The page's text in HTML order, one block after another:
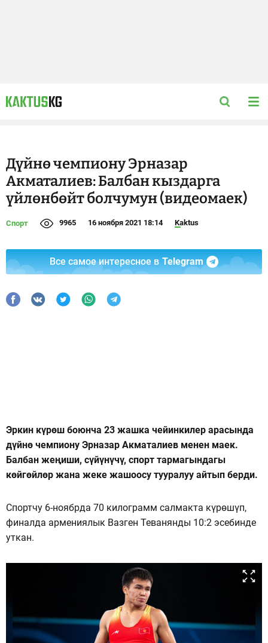
Дүйнө чемпиону Эрназар
Акматалиев: Балбан кыздарга
үйлөнбөйт болчумун (видеомаек)
Спорт 9965 16 ноября 2021 18:14 Kaktus
Все самое интересное в Telegram
Эркин күрөш боюнча 23 жашка чейинкилер арасында
дүйнө чемпиону Эрназар Акматалиев менен маек.
Балбан жеңиши, сүйүнүчү, спорт тармагындагы
көйгөйлөр жана жеке жашоосу тууралуу айтып берди.
Спортчу 6-ноябрда 70 килограмм салмакта күрөшүп,
финалда армениялык Вазген Теванянды 10:2 эсебинде
уткан.